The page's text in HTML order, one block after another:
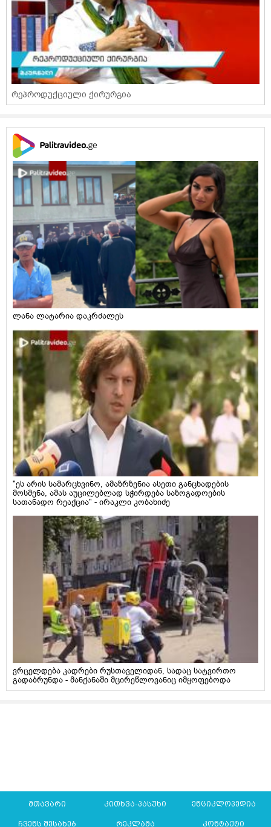
რეპროდუქციული ქირურგია
ლანა ლატარია დაკრძალეს
"ეს არის სამარცხვინო, ამაზრზენია ასეთი განცხადების
მოსმენა, ამას აუცილებლად სჭირდება საზოგადოების
სათანადო რეაქცია" - ირაკლი კობახიძე
ვრცელდება კადრები რუსთაველიდან, სადაც სატვირთო
გადაბრუნდა - მანქანაში მცირეწლოვანიც იმყოფებოდა
მთავარი კითხვა-პასუხი ენციკლოპედია
ჩვენს შესახებ რეკლამა კონტაქტი